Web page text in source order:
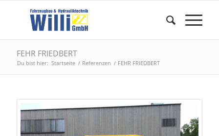
FEHR FRIEDBERT
Du bist hier: Startseite / Referenzen / FEHR FRIEDBERT